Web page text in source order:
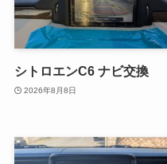
シトロエンC6 ナビ交換
2026年8月8日